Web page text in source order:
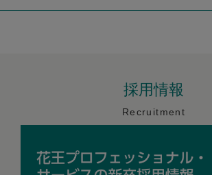
採用情報
Recruitment